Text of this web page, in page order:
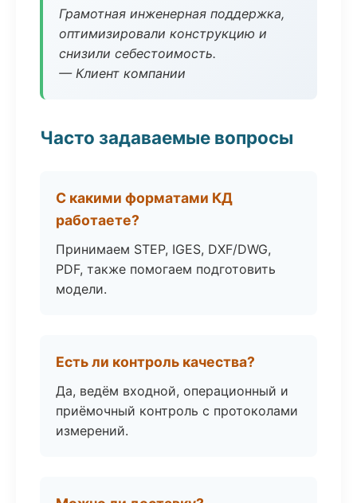
Грамотная инженерная поддержка,
оптимизировали конструкцию и
снизили себестоимость.
— Клиент компании
Часто задаваемые вопросы
С какими форматами КД
работаете?
Принимаем STEP, IGES, DXF/DWG,
PDF, также помогаем подготовить
модели.
Есть ли контроль качества?
Да, ведём входной, операционный и
приёмочный контроль с протоколами
измерений.